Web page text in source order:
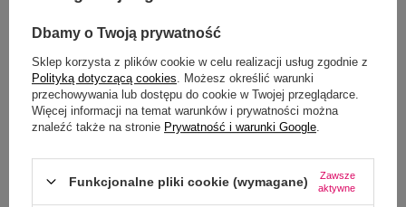
Dodaj własne zdjęcie produktu:
Dbamy o Twoją prywatność
Sklep korzysta z plików cookie w celu realizacji usług zgodnie z
Polityką dotyczącą cookies . Możesz określić warunki
przechowywania lub dostępu do cookie w Twojej przeglądarce.
Więcej informacji na temat warunków i prywatności można
znaleźć także na stronie Prywatność i warunki Google
Funkcjonalne pliki cookie (wymagane)
Zawsze
aktywne